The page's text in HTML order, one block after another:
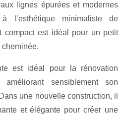
lignes épurées et modernes
à l’esthétique minimaliste de
compact est idéal pour un petit
cheminée.
est idéal pour la rénovation
améliorant sensiblement son
une nouvelle construction, il
et élégante pour créer une